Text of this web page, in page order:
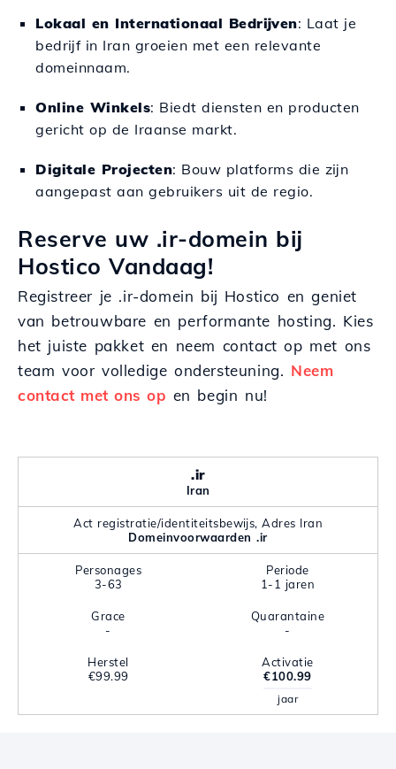
Lokaal en Internationaal Bedrijven: Laat je
bedrijf in Iran groeien met een relevante
domeinnaam.
Online Winkels: Biedt diensten en producten
gericht op de Iraanse markt.
Digitale Projecten: Bouw platforms die zijn
aangepast aan gebruikers uit de regio.
Reserve uw .ir-domein bij
Hostico Vandaag!
Registreer je .ir-domein bij Hostico en geniet
van betrouwbare en performante hosting. Kies
het juiste pakket en neem contact op met ons
team voor volledige ondersteuning. Neem
contact met ons op en begin nu!
.ir
Iran
Act registratie/identiteitsbewijs, Adres Iran
Domeinvoorwaarden .ir
Personages
3-63
Periode
1-1 jaren
Grace
-
Quarantaine
-
Herstel
€99.99
Activatie
€100.99
jaar